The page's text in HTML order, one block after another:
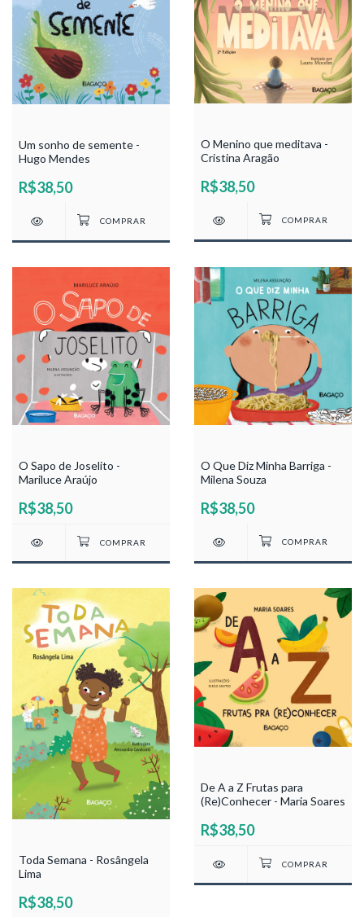
Um sonho de semente -
Hugo Mendes
R$38,50
O Menino que meditava -
Cristina Aragão
R$38,50
O Sapo de Joselito -
Mariluce Araújo
R$38,50
O Que Diz Minha Barriga -
Milena Souza
R$38,50
Toda Semana - Rosângela
Lima
R$38,50
De A a Z Frutas para
(Re)Conhecer - Maria Soares
R$38,50